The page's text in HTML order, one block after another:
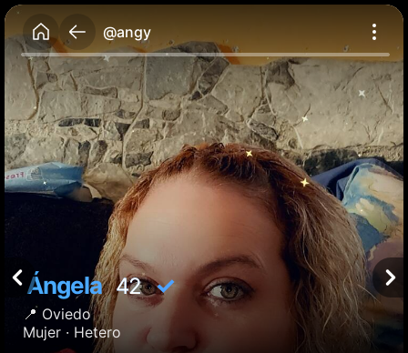
@angy
Ángela42✓
📍 Oviedo
Mujer · Hetero